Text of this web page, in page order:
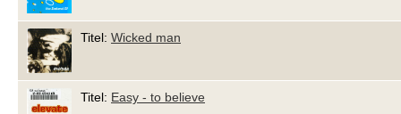
Titel: Wicked man
Titel: Easy - to believe